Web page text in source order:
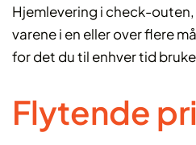
Hjemlevering i check-
varene i en eller over flere
for det du til enhver tid
Flytende